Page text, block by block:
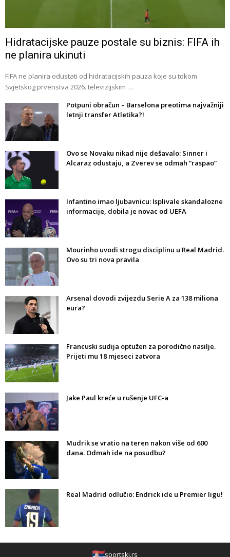
Hidratacijske pauze postale su biznis: FIFA ih
ne planira ukinuti
FIFA ne planira odustati od hidratacijskih pauza koje su tokom
Svjetskog prvenstva 2026. televizijskim …
Potpuni obračun – Barselona preotima najvažniji
letnji transfer Atletika?!
Ovo se Novaku nikad nije dešavalo: Sinner i
Alcaraz odustaju, a Zverev se odmah “raspao”
Infantino imao ljubavnicu: Isplivale skandalozne
informacije, dobila je novac od UEFA
Mourinho uvodi strogu disciplinu u Real Madrid.
Ovo su tri nova pravila
Arsenal dovodi zvijezdu Serie A za 138 miliona
eura?
Francuski sudija optužen za porodično nasilje.
Prijeti mu 18 mjeseci zatvora
Jake Paul kreće u rušenje UFC-a
Mudrik se vratio na teren nakon više od 600
dana. Odmah ide na posudbu?
Real Madrid odlučio: Endrick ide u Premier ligu!
sportski.rs